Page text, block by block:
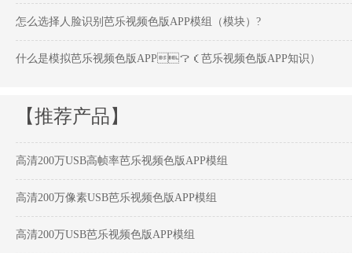
怎么选择人脸识别芭乐视频色版APP模组（模块）?
什么是模拟芭乐视频色版APP？（芭乐视频色版APP知识）
【推荐产品】
高清200万USB高帧率芭乐视频色版APP模组
高清200万像素USB芭乐视频色版APP模组
高清200万USB芭乐视频色版APP模组